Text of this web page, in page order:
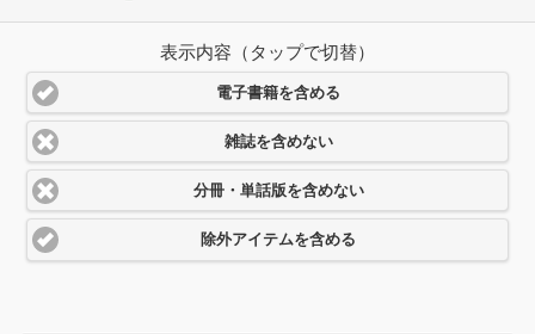
表示内容（タップで切替）
電子書籍を含める
雑誌を含めない
分冊・単話版を含めない
除外アイテムを含める